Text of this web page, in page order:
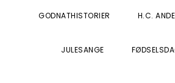
GODNATHISTORIER H.C.
JULESANGE